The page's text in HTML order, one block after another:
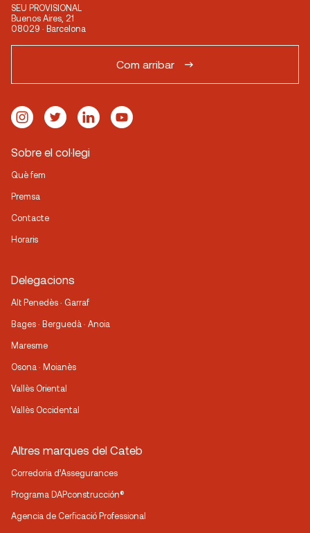
SEU PROVISIONAL
Buenos Aires, 21
08029 · Barcelona
Com arribar
Sobre el col·legi
Què fem
Premsa
Contacte
Horaris
Delegacions
Alt Penedès · Garraf
Bages · Berguedà · Anoia
Maresme
Osona · Moianès
Vallès Oriental
Vallès Occidental
Altres marques del Cateb
Corredoria d’Assegurances
Programa DAPconstrucción®
Agencia de Cerficació Professional